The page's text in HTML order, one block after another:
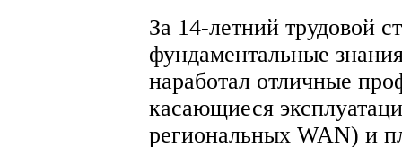
За 14-летний трудовой
фундаментальные
наработал отличные
касающиеся
региональных WAN) и